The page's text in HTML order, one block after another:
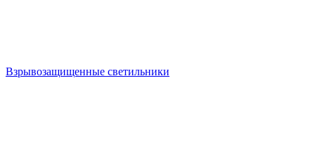
Взрывозащищенные светильники